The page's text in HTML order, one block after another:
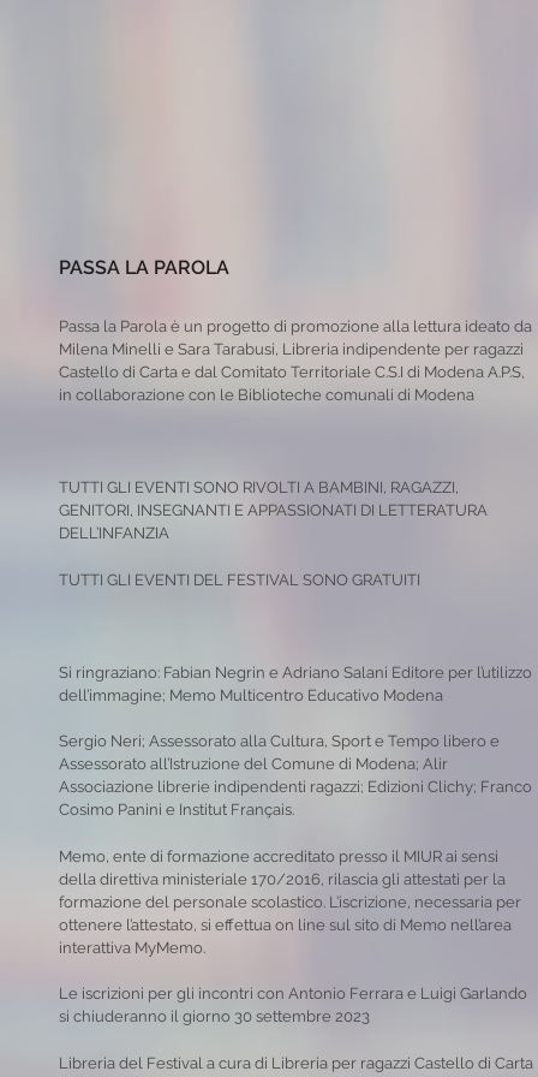
PASSA LA PAROLA
Passa la Parola è un progetto di promozione alla lettura ideato da
Milena Minelli e Sara Tarabusi, Libreria indipendente per ragazzi
Castello di Carta e dal Comitato Territoriale C.S.I di Modena A.P.S,
in collaborazione con le Biblioteche comunali di Modena
TUTTI GLI EVENTI SONO RIVOLTI A BAMBINI, RAGAZZI,
GENITORI, INSEGNANTI E APPASSIONATI DI LETTERATURA
DELL’INFANZIA
TUTTI GLI EVENTI DEL FESTIVAL SONO GRATUITI
Si ringraziano: Fabian Negrin e Adriano Salani Editore per l’utilizzo
dell’immagine; Memo Multicentro Educativo Modena
Sergio Neri; Assessorato alla Cultura, Sport e Tempo libero e
Assessorato all’Istruzione del Comune di Modena; Alir
Associazione librerie indipendenti ragazzi; Edizioni Clichy; Franco
Cosimo Panini e Institut Français.
Memo, ente di formazione accreditato presso il MIUR ai sensi
della direttiva ministeriale 170/2016, rilascia gli attestati per la
formazione del personale scolastico. L’iscrizione, necessaria per
ottenere l’attestato, si effettua on line sul sito di Memo nell’area
interattiva MyMemo.
Le iscrizioni per gli incontri con Antonio Ferrara e Luigi Garlando
si chiuderanno il giorno 30 settembre 2023
Libreria del Festival a cura di Libreria per ragazzi Castello di Carta